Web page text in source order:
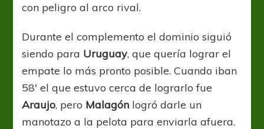
con peligro al arco rival.
Durante el complemento el dominio siguió
siendo para Uruguay, que quería lograr el
empate lo más pronto posible. Cuando iban
58′ el que estuvo cerca de lograrlo fue
Araujo, pero Malagón logró darle un
manotazo a la pelota para enviarla afuera.